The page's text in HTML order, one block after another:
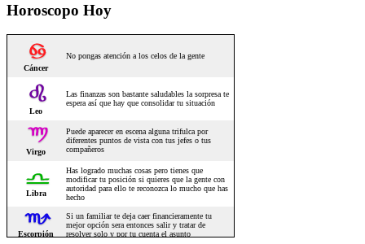
Horoscopo Hoy